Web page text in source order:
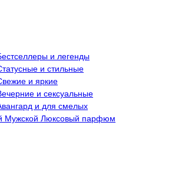
и легенды
и стильные
и яркие
и сексуальные
и для смелых
Мужской Люксовый парфюм